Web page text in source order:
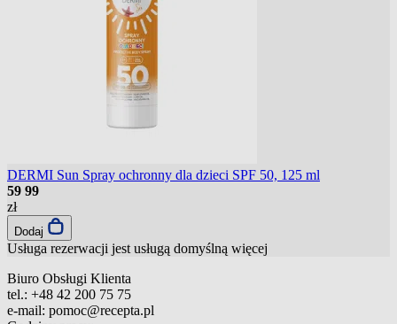
DERMI Sun Spray ochronny dla dzieci SPF 50, 125 ml
59 99
zł
Dodaj
Usługa rezerwacji jest usługą domyślną więcej
Biuro Obsługi Klienta
tel.: +48 42 200 75 75
e-mail: pomoc@recepta.pl